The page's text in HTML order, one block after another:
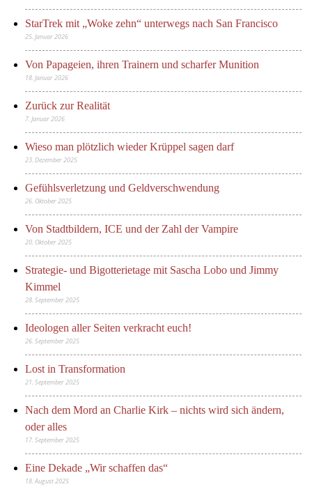
StarTrek mit „Woke zehn“ unterwegs nach San Francisco
25. Januar 2026
Von Papageien, ihren Trainern und scharfer Munition
18. Januar 2026
Zurück zur Realität
7. Januar 2026
Wieso man plötzlich wieder Krüppel sagen darf
23. Dezember 2025
Gefühlsverletzung und Geldverschwendung
26. Oktober 2025
Von Stadtbildern, ICE und der Zahl der Vampire
20. Oktober 2025
Strategie- und Bigotterietage mit Sascha Lobo und Jimmy
Kimmel
28. September 2025
Ideologen aller Seiten verkracht euch!
26. September 2025
Lost in Transformation
21. September 2025
Nach dem Mord an Charlie Kirk – nichts wird sich ändern,
oder alles
17. September 2025
Eine Dekade „Wir schaffen das“
18. August 2025